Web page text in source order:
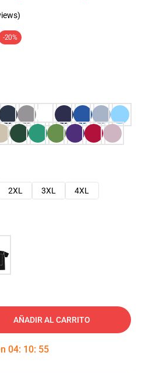
-20%
2XL 3XL
4XL
AÑADIR AL CARRITO
04: 10: 54